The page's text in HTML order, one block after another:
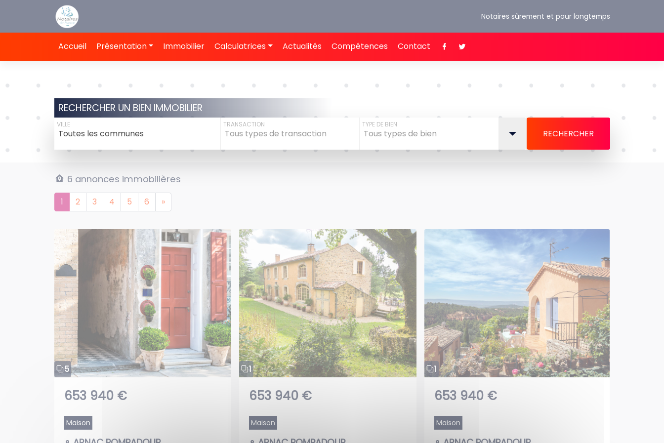
Notaires sûrement et pour longtemps
Accueil Présentation Immobilier Calculatrices Actualités Compétences Contact
RECHERCHER UN BIEN IMMOBILIER
VILLE
Toutes les communes
TRANSACTION
Tous types de transaction
TYPE DE BIEN
Tous types de bien
6 annonces immobilières
1 2 3 4 5 6 »Next
5
653 940 €
Maison
1
653 940 €
Maison
1
653 940 €
Maison
Panneau de gestion des cookies